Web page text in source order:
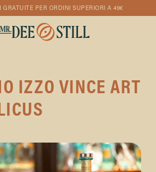
GRATUITE PER ORDINI SUPERIORI A 49€
IZZO VINCE ART